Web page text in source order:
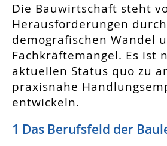
Die Bauwirtschaft steht
Herausforderungen
demografischen Wandel
Fachkräftemangel. Es ist
aktuellen Status quo zu
praxisnahe
entwickeln.
1 Das Berufsfeld der